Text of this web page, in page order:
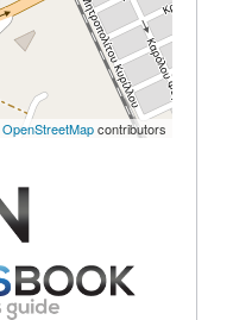
OpenStreetMapcontributors